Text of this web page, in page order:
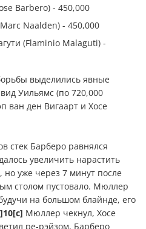
Barbero) - 450,000
Naalden) - 450,000
(Flaminio Malaguti) -
выделились явные
Уильямс (по 720,000
ван ден Вигаарт и Хосе
стек Барберо равнялся
увеличить нарастить
но уже через 7 минут после
столом пустовало. Мюллер
на большом блайнде, его
Мюллер чекнул, Хосе
ре-рэйзом, Барберо